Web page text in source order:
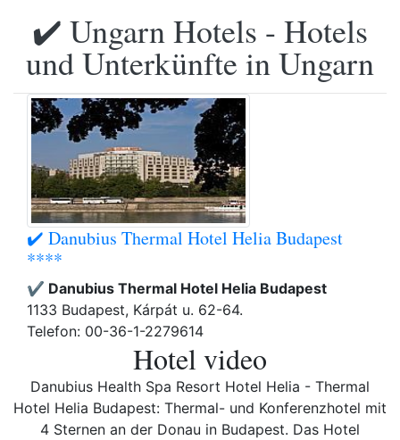
✔️ Ungarn Hotels - Hotels
und Unterkünfte in Ungarn
✔️ Danubius Thermal Hotel Helia Budapest
****
✔️ Danubius Thermal Hotel Helia Budapest
1133 Budapest, Kárpát u. 62-64.
Telefon: 00-36-1-2279614
Hotel video
Danubius Health Spa Resort Hotel Helia - Thermal
Hotel Helia Budapest: Thermal- und Konferenzhotel mit
4 Sternen an der Donau in Budapest. Das Hotel